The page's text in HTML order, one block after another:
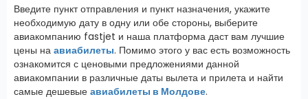
Введите пункт отправления и пункт назначения, укажите
необходимую дату в одну или обе стороны, выберите
авиакомпанию fastjet и наша платформа даст вам лучшие
цены на авиабилеты. Помимо этого у вас есть возможность
ознакомится с ценовыми предложениями данной
авиакомпании в различные даты вылета и прилета и найти
самые дешевые авиабилеты в Молдове.